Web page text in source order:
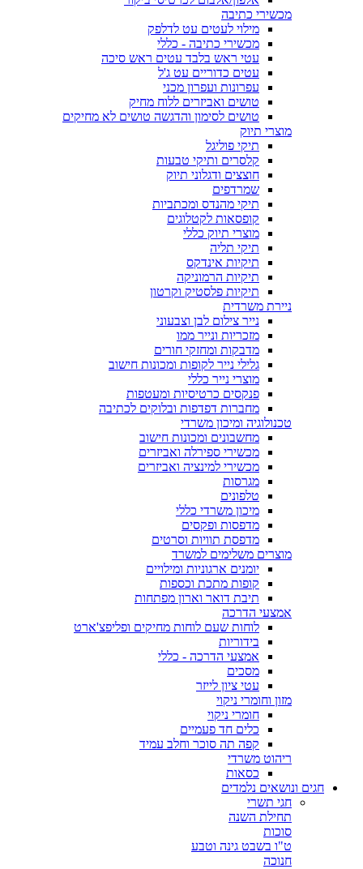
מכשירי כתיבה
מילוי לעטים עט לדלפק
מכשירי כתיבה - כללי
עטי ראש בלבד עטים ראש סיכה
עטים כדוריים עט ג'ל
עפרונות ועפרון מכני
טושים ואביזרים ללוח מחיק
טושים לסימון והדגשה טושים לא מחיקים
מוצרי תיוק
תיקי פוליגל
קלסרים ותיקי טבעות
חוצצים ודגלוני תיוק
שמרדפים
תיקי מהנדס ומכתביות
קופסאות לקטלוגים
מוצרי תיוק כללי
תיקי תליה
תיקיות אינדקס
תיקיות הרמוניקה
תיקיות פלסטיק וקרטון
ניירת משרדית
נייר צילום לבן וצבעוני
מזכריות ונייר ממו
מדבקות ומחזקי חורים
גלילי נייר לקופות ומכונות חישוב
מוצרי נייר כללי
פנקסים כרטיסיות ומעטפות
מחברות דפדפות ובלוקים לכתיבה
טכנולוגיה ומיכון משרדי
מחשבונים ומכונות חישוב
מכשירי ספירלה ואביזרים
מכשירי למינציה ואביזרים
מגרסות
טלפונים
מיכון משרדי כללי
מדפסות ופקסים
מדפסת תוויות וסרטים
מוצרים משלימים למשרד
יומנים ארגוניות ומילויים
קופות מתכת וכספות
תיבת דואר וארון מפתחות
אמצעי הדרכה
לוחות שעם לוחות מחיקים ופליפצ'ארט
בידוריות
אמצעי הדרכה - כללי
מסכים
עטי ציון לייזר
מזון וחומרי ניקוי
חומרי ניקוי
כלים חד פעמיים
קפה תה סוכר וחלב עמיד
ריהוט משרדי
כסאות
חגים ונושאים נלמדים
חגי תשרי
תחילת השנה
סוכות
ט"ו בשבט גינה וטבע
חנוכה